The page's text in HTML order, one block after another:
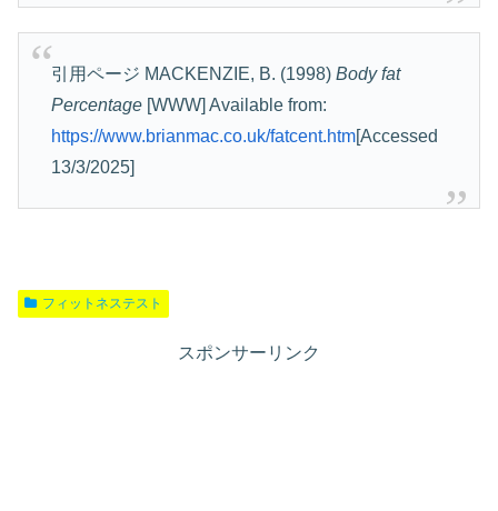
引用ページ MACKENZIE, B. (1998) Body fat
Percentage[WWW] Available from:
https://www.brianmac.co.uk/fatcent.htm[Accessed
13/3/2025]
フィットネステスト
スポンサーリンク